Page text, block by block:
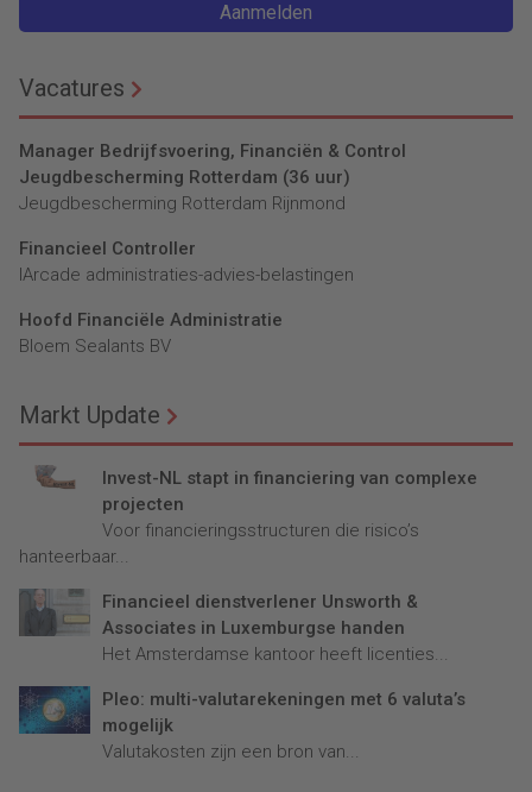
Aanmelden
Vacatures
Manager Bedrijfsvoering, Financiën & Control
Jeugdbescherming Rotterdam (36 uur)
Jeugdbescherming Rotterdam Rijnmond
Financieel Controller
lArcade administraties-advies-belastingen
Hoofd Financiële Administratie
Bloem Sealants BV
Markt Update
Invest-NL stapt in financiering van complexe
projecten
Voor financieringsstructuren die risico’s
hanteerbaar...
Financieel dienstverlener Unsworth &
Associates in Luxemburgse handen
Het Amsterdamse kantoor heeft licenties...
Pleo: multi-valutarekeningen met 6 valuta’s
mogelijk
Valutakosten zijn een bron van...